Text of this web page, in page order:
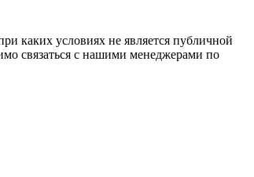
каких условиях не является публичной
связаться с нашими менеджерами по